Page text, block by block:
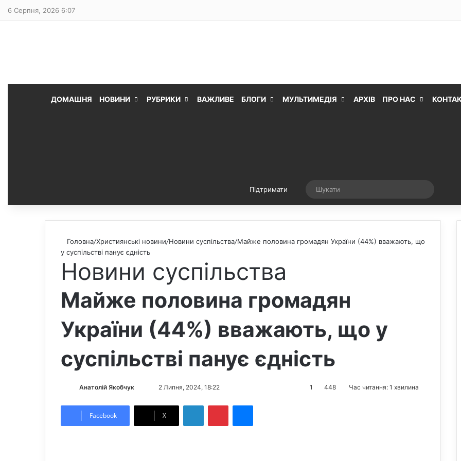
6 Серпня, 2026 6:07
ДОМАШНЯ НОВИНИ РУБРИКИ ВАЖЛИВЕ БЛОГИ МУЛЬТИМЕДІЯ АРХІВ ПРО НАС
Підтримати Випадкова стаття
Головна/Християнські новини/Новини суспільства/Майже половина громадян України (44%) вважають, що
у суспільстві панує єдність
Новини суспільства
Майже половина громадян
України (44%) вважають, що у
суспільстві панує єдність
Анатолій Якобчук
l d
2 Липня, 2024, 18:22 1 448 Час читання: 1 хвилина
Facebook X